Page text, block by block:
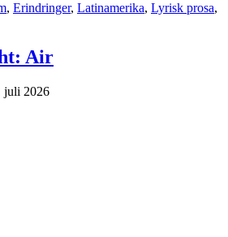
, Erindringer, Latinamerika, Lyrisk prosa,
Air
juli 2026